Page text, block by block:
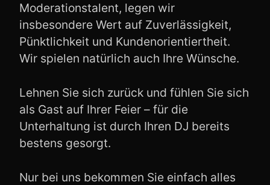
Moderationstalent, legen wir
insbesondere Wert auf Zuverlässigkeit,
Pünktlichkeit und Kundenorientiertheit.
Wir spielen natürlich auch Ihre Wünsche.
Lehnen Sie sich zurück und fühlen Sie sich
als Gast auf Ihrer Feier – für die
Unterhaltung ist durch Ihren DJ bereits
bestens gesorgt.
Nur bei uns bekommen Sie einfach alles